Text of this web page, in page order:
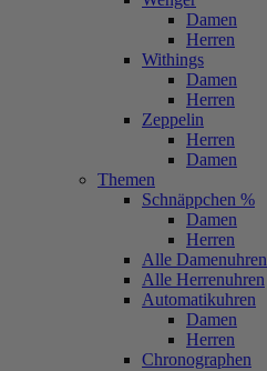
Damen
Herren
Withings
Damen
Herren
Zeppelin
Herren
Damen
Themen
Schnäppchen %
Damen
Herren
Alle Damenuhren
Alle Herrenuhren
Automatikuhren
Damen
Herren
Chronographen